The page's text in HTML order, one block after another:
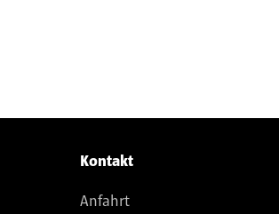
Kontakt
Anfahrt